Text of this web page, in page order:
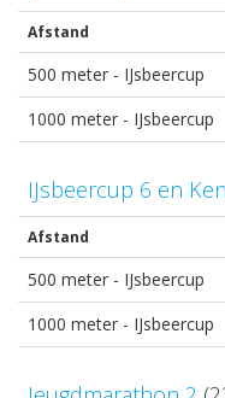
Afstand
500 meter - IJsbeercup
1000 meter - IJsbeercup
IJsbeercup 6 en
Afstand
500 meter - IJsbeercup
1000 meter - IJsbeercup